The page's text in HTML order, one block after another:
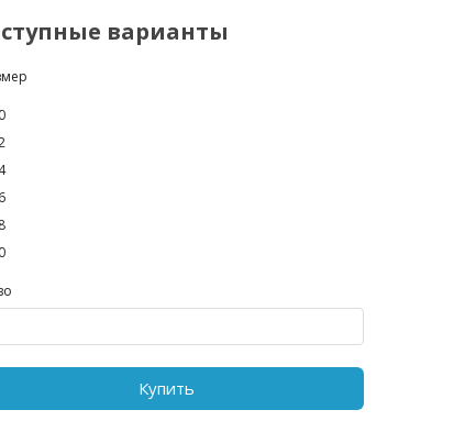
варианты
Купить